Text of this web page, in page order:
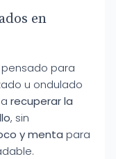
en
para
u ondulado
recuperar la
, sin
y menta para